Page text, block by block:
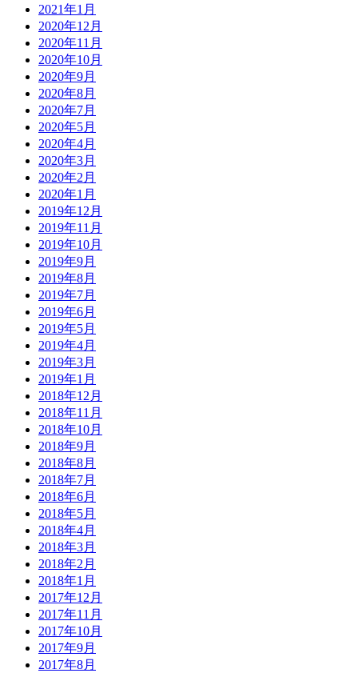
2021年1月
2020年12月
2020年11月
2020年10月
2020年9月
2020年8月
2020年7月
2020年5月
2020年4月
2020年3月
2020年2月
2020年1月
2019年12月
2019年11月
2019年10月
2019年9月
2019年8月
2019年7月
2019年6月
2019年5月
2019年4月
2019年3月
2019年1月
2018年12月
2018年11月
2018年10月
2018年9月
2018年8月
2018年7月
2018年6月
2018年5月
2018年4月
2018年3月
2018年2月
2018年1月
2017年12月
2017年11月
2017年10月
2017年9月
2017年8月